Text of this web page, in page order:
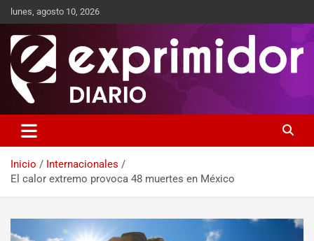
lunes, agosto 10, 2026
Exprimidor media
Inicio
Internacionales
El calor extremo provoca 48 muertes en México